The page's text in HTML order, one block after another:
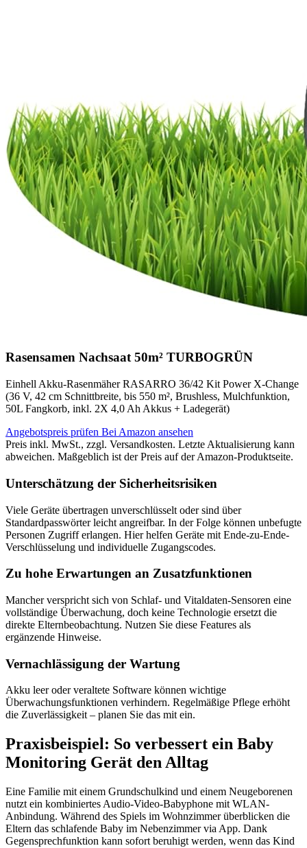
Rasensamen Nachsaat 50m² TURBOGRÜN
Einhell Akku-Rasenmäher RASARRO 36/42 Kit Power X-Change
(36 V, 42 cm Schnittbreite, bis 550 m², Brushless, Mulchfunktion,
50L Fangkorb, inkl. 2X 4,0 Ah Akkus + Ladegerät)
Angebotspreis prüfen Bei Amazon ansehen
Preis inkl. MwSt., zzgl. Versandkosten. Letzte Aktualisierung kann
abweichen. Maßgeblich ist der Preis auf der Amazon-Produktseite.
Unterschätzung der Sicherheitsrisiken
Viele Geräte übertragen unverschlüsselt oder sind über
Standardpasswörter leicht angreifbar. In der Folge können unbefugte
Personen Zugriff erlangen. Hier helfen Geräte mit Ende-zu-Ende-
Verschlüsselung und individuelle Zugangscodes.
Zu hohe Erwartungen an Zusatzfunktionen
Mancher verspricht sich von Schlaf- und Vitaldaten-Sensoren eine
vollständige Überwachung, doch keine Technologie ersetzt die
direkte Elternbeobachtung. Nutzen Sie diese Features als
ergänzende Hinweise.
Vernachlässigung der Wartung
Akku leer oder veraltete Software können wichtige
Überwachungsfunktionen verhindern. Regelmäßige Pflege erhöht
die Zuverlässigkeit – planen Sie das mit ein.
Praxisbeispiel: So verbessert ein Baby
Monitoring Gerät den Alltag
Eine Familie mit einem Grundschulkind und einem Neugeborenen
nutzt ein kombiniertes Audio-Video-Babyphone mit WLAN-
Anbindung. Während des Spiels im Wohnzimmer überblicken die
Eltern das schlafende Baby im Nebenzimmer via App. Dank
Gegensprechfunktion kann sofort beruhigt werden, wenn das Kind